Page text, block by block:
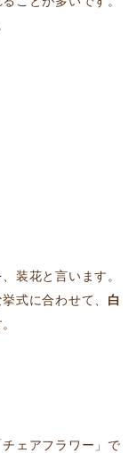
装花と言います。
式に合わせて、 白
ェアフラワー」で